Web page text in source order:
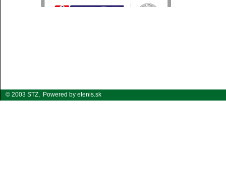
© 2003 STZ, Powered by etenis.sk